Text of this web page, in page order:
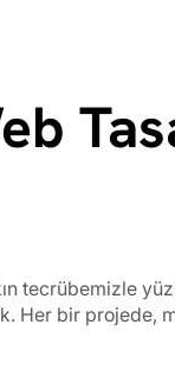
tecrübemizle
Her bir projede,